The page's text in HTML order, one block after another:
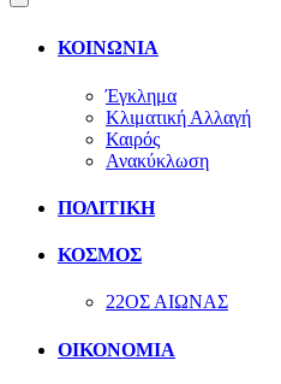
ΚΟΙΝΩΝΙΑ
Έγκλημα
Κλιματική Αλλαγή
Καιρός
Ανακύκλωση
ΠΟΛΙΤΙΚΗ
ΚΟΣΜΟΣ
22ΟΣ ΑΙΩΝΑΣ
ΟΙΚΟΝΟΜΙΑ